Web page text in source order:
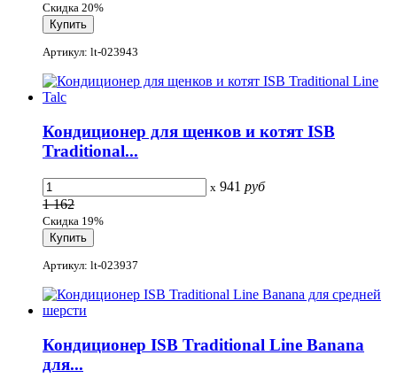
Скидка 20%
Артикул: lt-023943
Кондиционер для щенков и котят ISB
Traditional...
x 941 руб
1 162
Скидка 19%
Артикул: lt-023937
Кондиционер ISB Traditional Line Banana
для...